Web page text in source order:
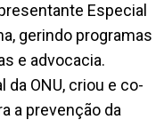
Especial
gerindo programas
e advocacia.
da ONU, criou e co-
a prevenção da